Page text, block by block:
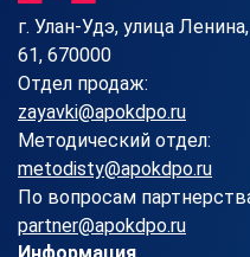
г. Улан-Удэ, улица Ленина,
61, 670000
Отдел продаж:
zayavki@apokdpo.ru
Методический отдел:
metodisty@apokdpo.ru
По вопросам
partner@apokdpo.ru